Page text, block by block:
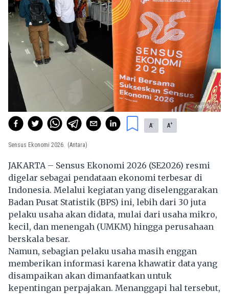
A- A+
Sensus Ekonomi 2026. (Antara)
JAKARTA – Sensus Ekonomi 2026 (SE2026) resmi
digelar sebagai pendataan ekonomi terbesar di
Indonesia. Melalui kegiatan yang diselenggarakan
Badan Pusat Statistik (BPS) ini, lebih dari 30 juta
pelaku usaha akan didata, mulai dari usaha mikro,
kecil, dan menengah (UMKM) hingga perusahaan
berskala besar.
Namun, sebagian pelaku usaha masih enggan
memberikan informasi karena khawatir data yang
disampaikan akan dimanfaatkan untuk
kepentingan perpajakan. Menanggapi hal tersebut,